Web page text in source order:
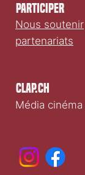
Clap.ch
Média
Participer
Nous soutenir
partenariats